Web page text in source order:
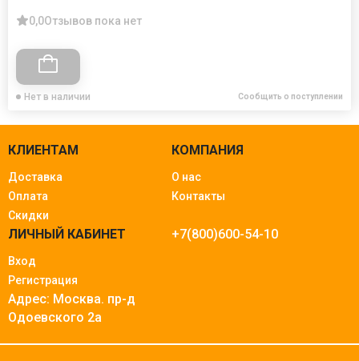
0,0Отзывов пока нет
Нет в наличии Сообщить о поступлении
КЛИЕНТАМ
Доставка
Оплата
Скидки
КОМПАНИЯ
О нас
Контакты
ЛИЧНЫЙ КАБИНЕТ
Вход
Регистрация
+7(800)600-54-10
Адрес: Москва. пр-д
Одоевского 2а